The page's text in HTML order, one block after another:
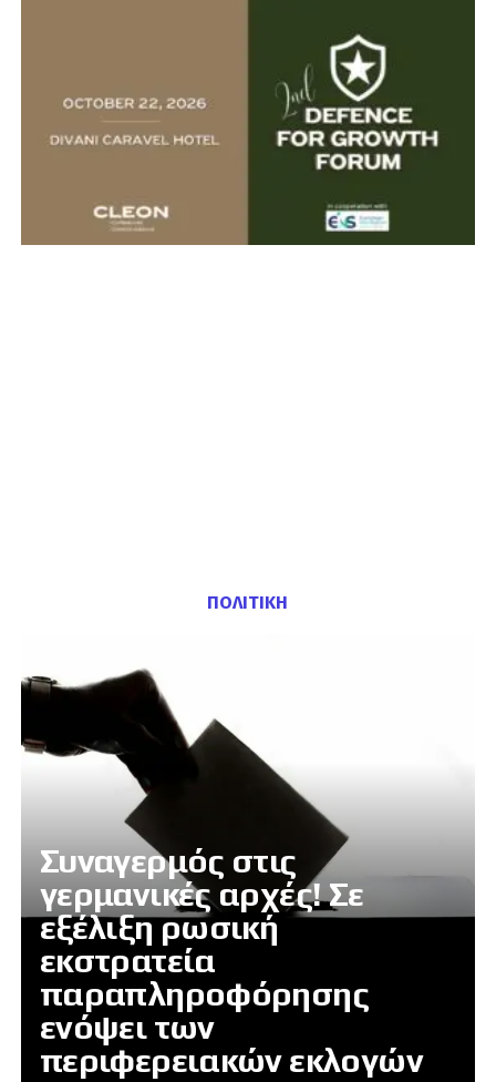
ΠΟΛΙΤΙΚΗ
Συναγερμός στις
γερμανικές αρχές! Σε
εξέλιξη ρωσική
εκστρατεία
παραπληροφόρησης
ενόψει των
περιφερειακών εκλογών